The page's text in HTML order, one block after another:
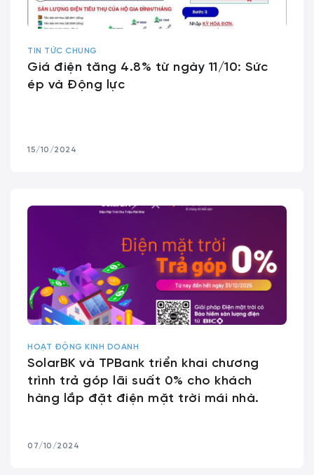
TIN TỨC CHUNG
Giá điện tăng 4.8% từ ngày 11/10: Sức
ép và Động lực
15/10/2024
HOẠT ĐỘNG KINH DOANH
SolarBK và TPBank triển khai chương
trình trả góp lãi suất 0% cho khách
hàng lắp đặt điện mặt trời mái nhà.
07/10/2024